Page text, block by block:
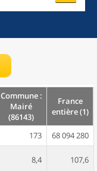
Commune :
Mairé
(86143)
France
entière (1)
173
68 094 280
8,4 107,6